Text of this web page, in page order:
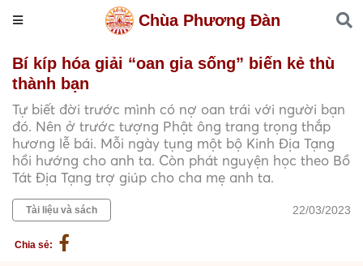
Chùa Phương Đàn
Bí kíp hóa giải “oan gia sống” biến kẻ thù
thành bạn
Tự biết đời trước mình có nợ oan trái với người bạn
đó. Nên ở trước tượng Phật ông trang trọng thắp
hương lễ bái. Mỗi ngày tụng một bộ Kinh Địa Tạng
hồi hướng cho anh ta. Còn phát nguyện học theo Bồ
Tát Địa Tạng trợ giúp cho cha mẹ anh ta.
Tài liệu và sách 22/03/2023
Chia sẻ: